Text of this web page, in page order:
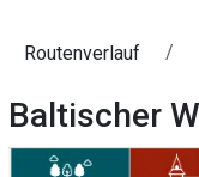
Routenverlauf
Baltischer